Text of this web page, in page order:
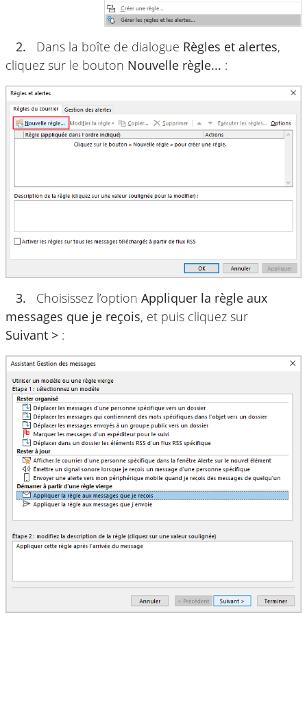
2. Dans la boîte de dialogue Règles et alertes,
cliquez sur le bouton Nouvelle règle... :
3. Choisissez l’option Appliquer la règle aux
messages que je reçois, et puis cliquez sur
Suivant > :